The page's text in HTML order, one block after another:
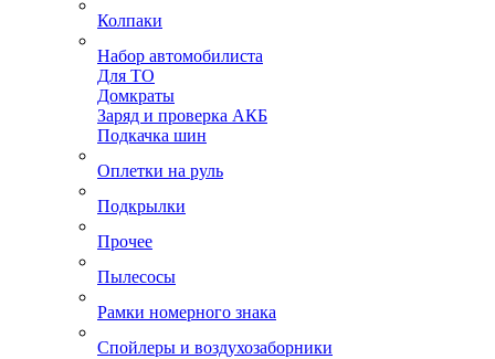
Колпаки
Набор автомобилиста
Для ТО
Домкраты
Заряд и проверка АКБ
Подкачка шин
Оплетки на руль
Подкрылки
Прочее
Пылесосы
Рамки номерного знака
Спойлеры и воздухозаборники